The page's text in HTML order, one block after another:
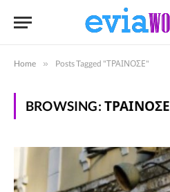
Home » Posts Tagged "ΤΡΑΙΝΟΣΕ"
BROWSING: ΤΡΑΙΝΟΣΕ